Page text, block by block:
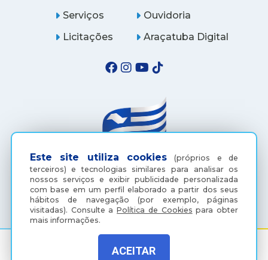
Este site utiliza cookies (próprios e de
terceiros) e tecnologias similares para analisar os
nossos serviços e exibir publicidade personalizada
com base em um perfil elaborado a partir dos seus
hábitos de navegação (por exemplo, páginas
visitadas). Consulte aPolítica de Cookies para obter
mais informações.
ACEITAR
Serviços
Licitações
Ouvidoria
Araçatuba Digital
(18) 3607-6500